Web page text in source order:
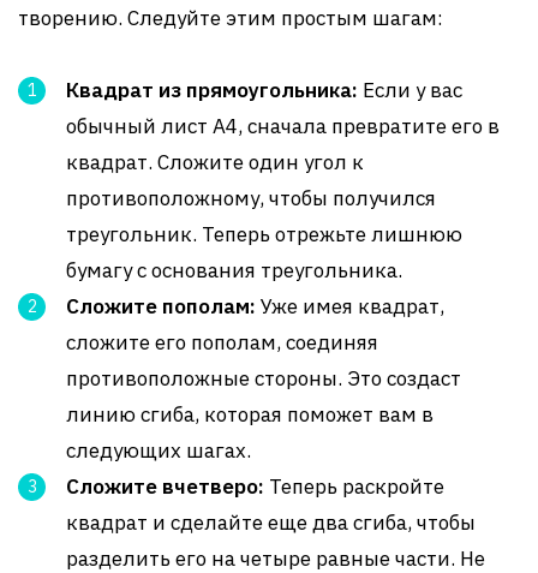
творению. Следуйте этим простым шагам:
Квадрат из прямоугольника: Если у вас
обычный лист A4, сначала превратите его в
квадрат. Сложите один угол к
противоположному, чтобы получился
треугольник. Теперь отрежьте лишнюю
бумагу с основания треугольника.
Сложите пополам: Уже имея квадрат,
сложите его пополам, соединяя
противоположные стороны. Это создаст
линию сгиба, которая поможет вам в
следующих шагах.
Сложите вчетверо: Теперь раскройте
квадрат и сделайте еще два сгиба, чтобы
разделить его на четыре равные части. Не